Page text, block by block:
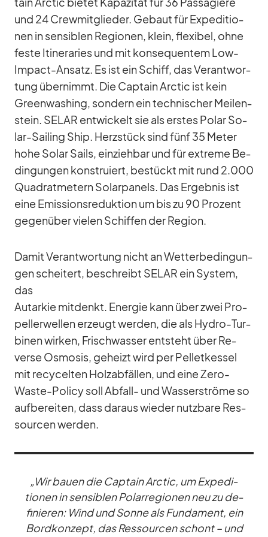
und 24 Crew­mit­glie­der. Ge­baut für Ex­pe­di­tio­
nen in sen­si­blen Re­gio­nen, klein, fle­xi­bel, ohne
feste Itin­er­aries und mit kon­se­quen­tem Low-
Im­pact-An­satz. Es ist ein Schiff, das Ver­ant­wor­
tung über­nimmt. Die Cap­tain Arc­tic ist kein
Green­wa­shing, son­dern ein tech­ni­scher Mei­len­
stein. SELAR ent­wi­ckelt sie als ers­tes Po­lar So­
lar-Sai­ling Ship. Herz­stück sind fünf 35 Me­ter
hohe So­lar Sails, ein­zieh­bar und für ex­treme Be­
din­gun­gen kon­stru­iert, be­stückt mit rund 2.000
Qua­drat­me­tern So­lar­pa­nels. Das Er­geb­nis ist
eine Emis­si­ons­re­duk­tion um bis zu 90 Pro­zent
ge­gen­über vie­len Schif­fen der Re­gion.
Da­mit Ver­ant­wor­tung nicht an Wet­ter­be­din­gun­
gen schei­tert, be­schreibt SELAR ein Sys­tem,
das
Aut­ar­kie mit­denkt. En­er­gie kann über zwei Pro­
pel­ler­wel­len er­zeugt wer­den, die als Hy­dro-Tur­
bi­nen wir­ken, Frisch­was­ser ent­steht über Re­
verse Os­mo­sis, ge­heizt wird per Pel­let­kes­sel
mit re­cy­cel­ten Holz­ab­fäl­len, und eine Zero-
Waste-Po­licy soll Ab­fall- und Was­ser­ströme so
auf­be­rei­ten, dass dar­aus wie­der nutz­bare Res­
sour­cen wer­den.
„Wir bauen die Cap­tain Arc­tic, um Ex­pe­di­
tio­nen in sen­si­blen Po­lar­re­gio­nen neu zu de­
fi­nie­ren: Wind und Sonne als Fun­da­ment, ein
Bord­kon­zept, das Res­sour­cen schont – und